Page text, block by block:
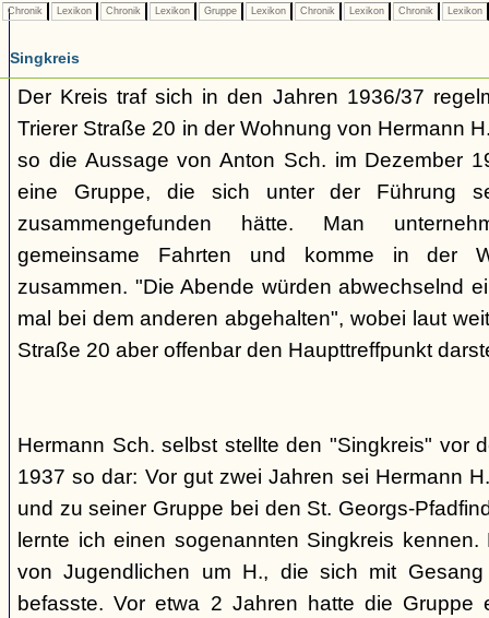
Chronik Lexikon Chronik Lexikon Gruppe Lexikon Chronik Lexikon Chronik Lexikon
Singkreis
Der Kreis traf sich in den Jahren 1936/37
Trierer Straße 20 in der Wohnung von Hermann
so die Aussage von Anton Sch. im Dezember
eine Gruppe, die sich unter der Führung
zusammengefunden hätte. Man
gemeinsame Fahrten und komme in der
zusammen. "Die Abende würden abwechselnd
mal bei dem anderen abgehalten", wobei laut
Straße 20 aber offenbar den Haupttreffpunkt
Hermann Sch. selbst stellte den "Singkreis" vor
1937 so dar: Vor gut zwei Jahren sei Hermann
und zu seiner Gruppe bei den St. Georgs-
lernte ich einen sogenannten Singkreis
von Jugendlichen um H., die sich mit
befasste. Vor etwa 2 Jahren hatte die Gruppe